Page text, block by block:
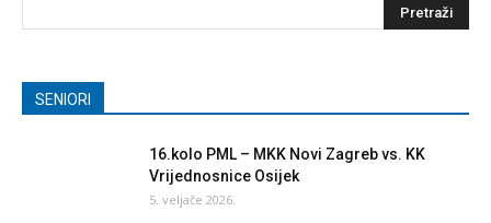
SENIORI
16.kolo PML – MKK Novi Zagreb vs. KK
Vrijednosnice Osijek
5. veljače 2026.